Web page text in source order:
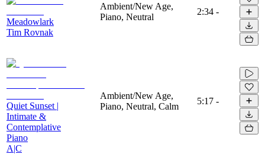
Meadowlark
Tim Rovnak
Ambient/New Age,
Piano, Neutral
2:34 -
Quiet Sunset |
Intimate &
Contemplative
Piano
A|C
Ambient/New Age,
Piano, Neutral, Calm
5:17 -